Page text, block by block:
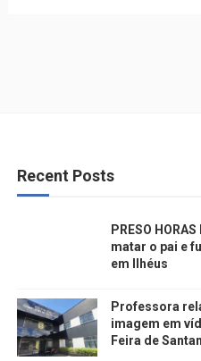
Recent Posts
PRESO
matar o pai e
em Ilhéus
Professora
imagem em
Feira de